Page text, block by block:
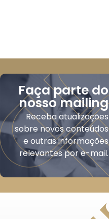
Faça parte do
nosso mailing
Receba atualizações
sobre novos conteúdos
e outras informações
relevantes por e-mail.